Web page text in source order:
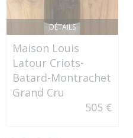
DÉTAILS
Maison Louis
Latour Criots-
Batard-Montrachet
Grand Cru
505 €